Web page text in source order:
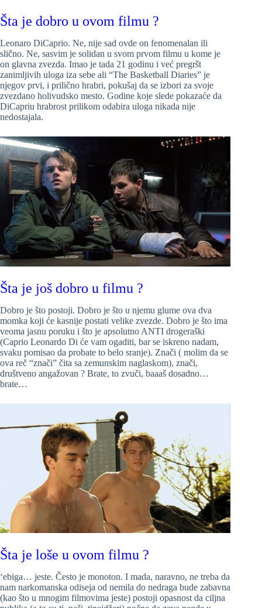
Šta je dobro u ovom filmu ?
Leonaro DiCaprio. Ne, nije sad ovde on fenomenalan ili
slično. Ne, sasvim je solidan u svom prvom filmu u kome je
on glavna zvezda. Imao je tada 21 godinu i već pregršt
zanimljivih uloga iza sebe ali “The Basketball Diaries” je
njegov prvi, i prilično hrabri, pokušaj da se izbori za svoje
zvezdano holivudsko mesto. Godine koje slede pokazaće da
DiCapriu hrabrost prilikom odabira uloga nikada nije
nedostajala.
Šta je još dobro u filmu ?
Dobro je što postoji. Dobro je što u njemu glume ova dva
momka koji će kasnije postati velike zvezde. Dobro je što ima
veoma jasnu poruku i što je apsolutno ANTI drogeraški
(Caprio Leonardo Di će vam ogaditi, bar se iskreno nadam,
svaku pomisao da probate to belo sranje). Znači ( molim da se
ova reč “znači” čita sa zemunskim naglaskom), znači,
društveno angažovan ? Brate, to zvuči, baaaš dosadno…
brate…
Šta je loše u ovom filmu ?
‘ebiga… jeste. Često je monoton. I mada, naravno, ne treba da
nam narkomanska odiseja od nemila do nedraga bude zabavna
(kao što u mnogim filmovima jeste) postoji opasnost da ciljna